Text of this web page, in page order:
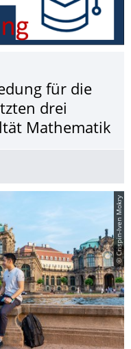
für die
drei
Mathematik
© Crispin-Iven Mokry